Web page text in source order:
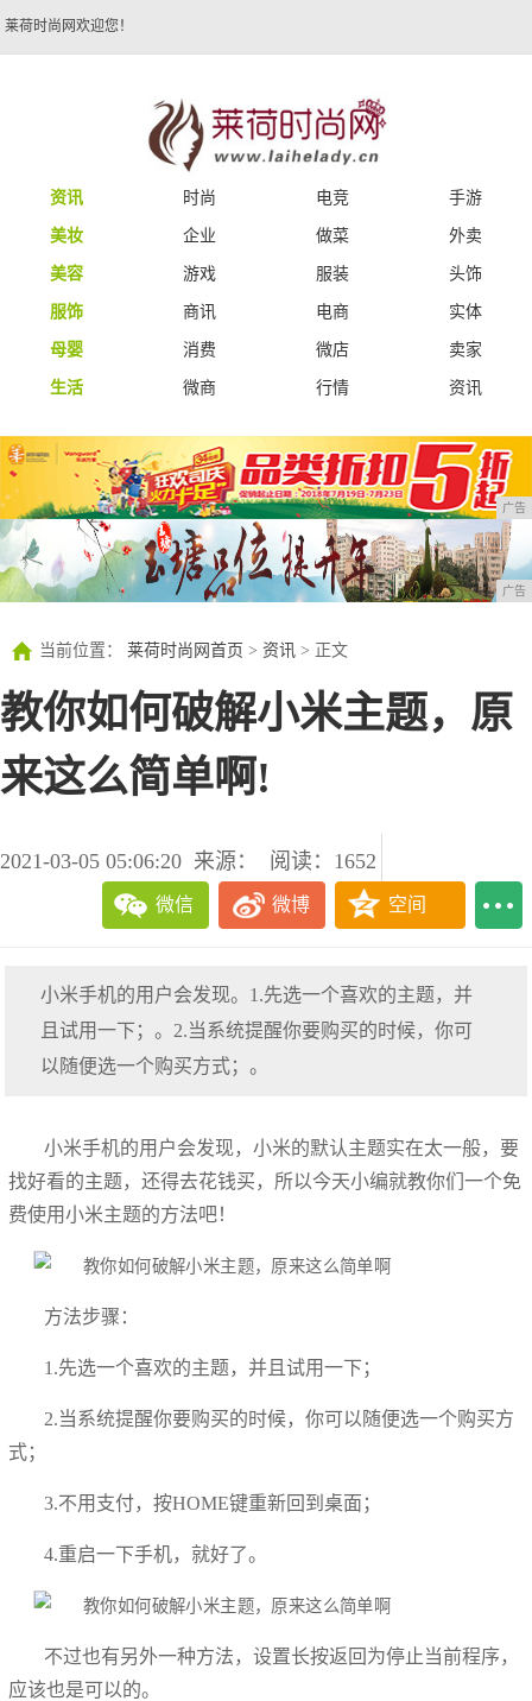
莱荷时尚网欢迎您！
资讯 时尚 电竞
手游
美妆
企业 做菜
外卖
美容
游戏 服装
头饰
服饰
商讯 电商
实体
母婴
消费 微店
卖家
生活
微商 行情 资讯
广告
广告
当前位置： 莱荷时尚网首页 > 资讯 > 正文
教你如何破解小米主题，原
来这么简单啊!
2021-03-05 05:06:20 来源： 阅读：1652
微信 微博 空间
小米手机的用户会发现。1.先选一个喜欢的主题，并
且试用一下；。2.当系统提醒你要购买的时候，你可
以随便选一个购买方式；。
小米手机的用户会发现，小米的默认主题实在太一般，要
找好看的主题，还得去花钱买，所以今天小编就教你们一个免
费使用小米主题的方法吧！
方法步骤：
1.先选一个喜欢的主题，并且试用一下；
2.当系统提醒你要购买的时候，你可以随便选一个购买方
式；
3.不用支付，按HOME键重新回到桌面；
4.重启一下手机，就好了。
不过也有另外一种方法，设置长按返回为停止当前程序，
应该也是可以的。